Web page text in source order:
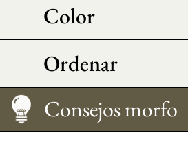
Color
Ordenar
Medir su talla
Cuidado